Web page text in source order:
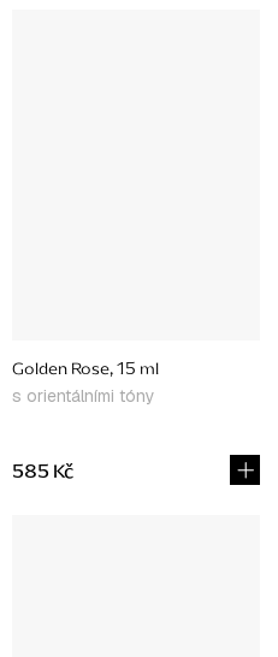
Golden Rose, 15 ml
s orientálními tóny
585 Kč